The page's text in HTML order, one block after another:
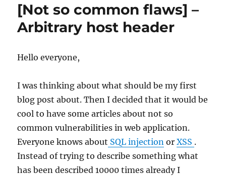
Harmful
[Not so common flaws] –
Arbitrary host header
Hello everyone,
I was thinking about what should be my first
blog post about. Then I decided that it would be
cool to have some articles about not so
common vulnerabilities in web application.
Everyone knows about SQL injection orXSS .
Instead of trying to describe something what
has been described 10000 times already I